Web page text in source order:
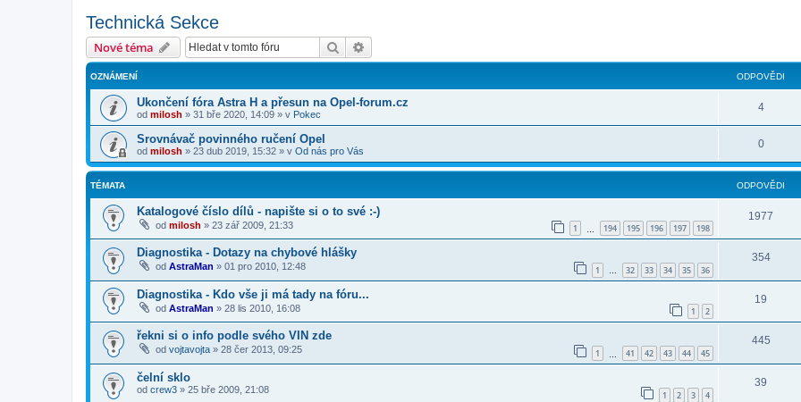
Technická Sekce
Nové téma Hledat
OZNÁMENÍ ODPOVĚDI
Ukončení fóra Astra H a přesun na Opel-forum.cz
od milosh » 31 bře 2020, 14:09 » v Pokec
4
Srovnávač povinného ručení Opel
od milosh » 23 dub 2019, 15:32 » v Od nás pro Vás
0
TÉMATA ODPOVĚDI
Katalogové číslo dílů - napište si o to své :-)
od milosh » 23 zář 2009, 21:33 1 194 195 196 197 198
1977
Diagnostika - Dotazy na chybové hlášky
od AstraMan » 01 pro 2010, 12:48 1 … 32 33 34 35 36
354
Diagnostika - Kdo vše ji má tady na fóru...
od AstraMan » 28 lis 2010, 16:08 1 2
19
řekni si o info podle svého VIN zde
od vojtavojta » 28 čer 2013, 09:25 1 41 42 43 44 45
445
čelní sklo
od crew3 » 25 bře 2009, 21:08 1 2 3 4
39